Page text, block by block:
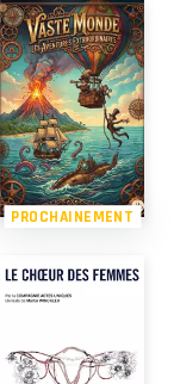
PROCHAINEMENT